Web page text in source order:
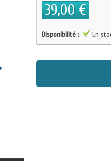
39,00 €
Disponibilité : En